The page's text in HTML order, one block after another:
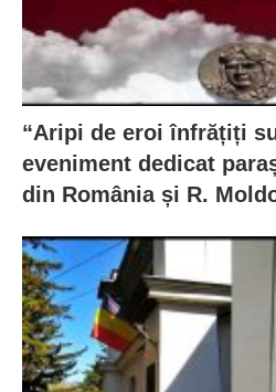
“Aripi de eroi înfrățiți
eveniment dedicat
din România și R.